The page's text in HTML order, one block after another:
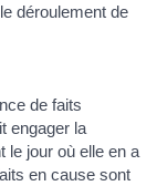
déroulement de
de faits
engager la
le jour où elle en a
en cause sont